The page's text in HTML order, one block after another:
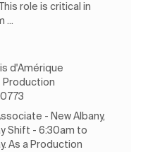
role is critical in
...
d'Amérique
Production
- New Albany,
Shift - 6:30am to
As a Production